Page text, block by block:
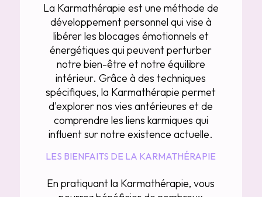
La Karmathérapie est une méthode de
développement personnel qui vise à
libérer les blocages émotionnels et
énergétiques qui peuvent perturber
notre bien-être et notre équilibre
intérieur. Grâce à des techniques
spécifiques, la Karmathérapie permet
d'explorer nos vies antérieures et de
comprendre les liens karmiques qui
influent sur notre existence actuelle.
LES BIENFAITS DE LA KARMATHÉRAPIE
En pratiquant la Karmathérapie, vous